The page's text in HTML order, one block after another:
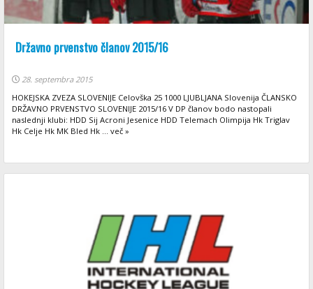
Državno prvenstvo članov 2015/16
28. septembra 2015
HOKEJSKA ZVEZA SLOVENIJE Celovška 25 1000 LJUBLJANA Slovenija ČLANSKO
DRŽAVNO PRVENSTVO SLOVENIJE 2015/16 V DP članov bodo nastopali
naslednji klubi: HDD Sij Acroni Jesenice HDD Telemach Olimpija Hk Triglav
Hk Celje Hk MK Bled Hk ... več »